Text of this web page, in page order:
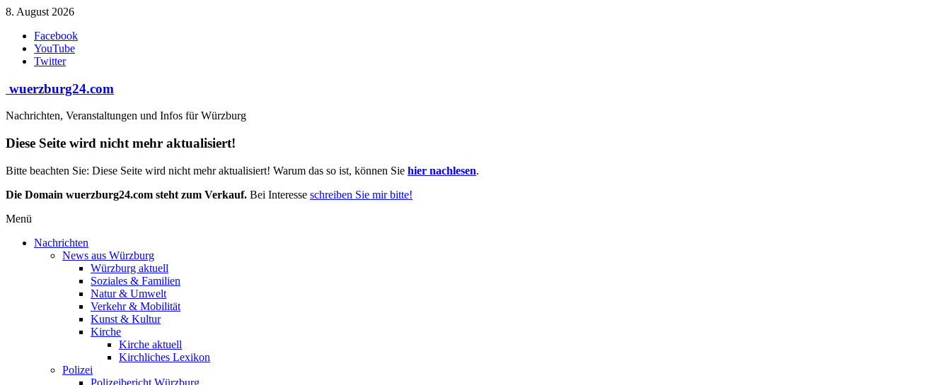
Zum
springen
8. August 2026
Facebook
YouTube
Twitter
wuerzburg24.com
Nachrichten, Veranstaltungen und Infos für Würzburg
Diese Seite wird nicht mehr aktualisiert!
Bitte beachten Sie: Diese Seite wird nicht mehr aktualisiert! Warum das so ist, können Sie hier nachlesen.
Die Domain wuerzburg24.com steht zum Verkauf. Bei Interesse schreiben Sie mir bitte!
Menü
Nachrichten
News aus Würzburg
Würzburg aktuell
Soziales & Familien
Natur & Umwelt
Verkehr & Mobilität
Kunst & Kultur
Kirche
Kirche aktuell
Kirchliches Lexikon
Polizei
Polizeibericht Würzburg